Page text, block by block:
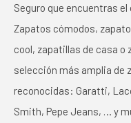
Seguro que encuentras
Zapatos cómodos,
cool, zapatillas de casa o
selección más amplia de
reconocidas: Garatti,
Smith, Pepe Jeans, … y